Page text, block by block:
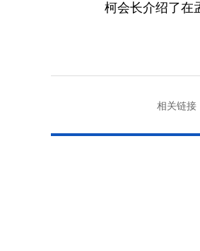
柯会长介绍了在
相关链接